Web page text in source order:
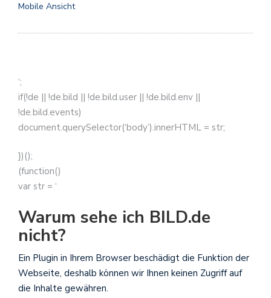
Mobile Ansicht
‘;
if(!de || !de.bild || !de.bild.user || !de.bild.env ||
!de.bild.events)
document.querySelector(‘body’).innerHTML = str;
})();
(function()
var str = ‘
Warum sehe ich BILD.de
nicht?
Ein Plugin in Ihrem Browser beschädigt die Funktion der
Webseite, deshalb können wir Ihnen keinen Zugriff auf
die Inhalte gewähren.